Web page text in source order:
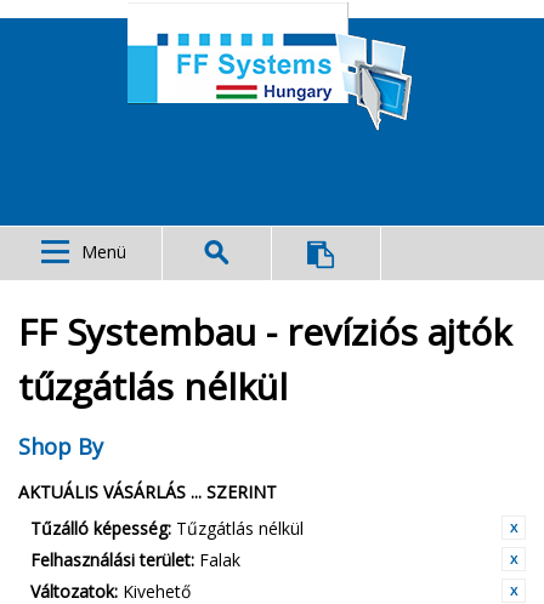
Menü
FF Systembau - revíziós ajtók
tűzgátlás nélkül
Shop By
AKTUÁLIS VÁSÁRLÁS ... SZERINT
Tűzálló képesség: Tűzgátlás nélkül
Felhasználási terület: Falak
Változatok: Kivehető